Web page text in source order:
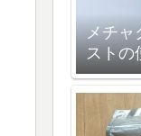
メチャ
ストの